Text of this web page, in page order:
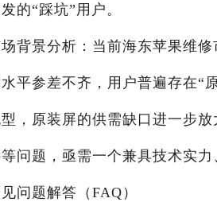
的“踩坑”用户。
背景分析：当前海东苹果维
平参差不齐，用户普遍存在“
，原装屏的供需缺口进一步
问题，亟需一个兼具技术实
问题解答（FAQ）